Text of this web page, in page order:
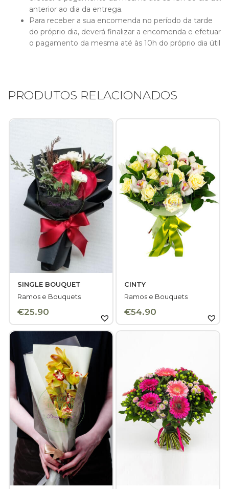
Rosas
Composições Florais
Arranjos Fúnebres
Casamentos e Eventos
Ramos e Bouquets
Plantas/Orquídeas
Jarras Florais
PESQUISAR PRODUTOS
anterior ao dia da entrega.
Para receber a sua encomenda no período da tarde
do próprio dia, deverá finalizar a encomenda e efetuar
o pagamento da mesma até às 10h do próprio dia útil
PRODUTOS RELACIONADOS
SINGLE BOUQUET
Ramos e Bouquets
€25.90
CINTY
Ramos e Bouquets
€54.90